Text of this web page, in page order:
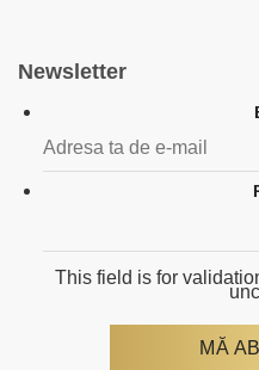
Newsletter
This field is for